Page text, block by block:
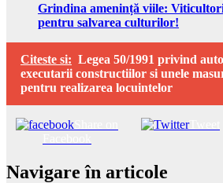
Grindina amenință viile:
pentru salvarea culturilor!
Citeste si: Legea 50/1991 privind
executarii constructiilor si unele
pentru realizarea locuintelor
Tweet
Navigare în articole